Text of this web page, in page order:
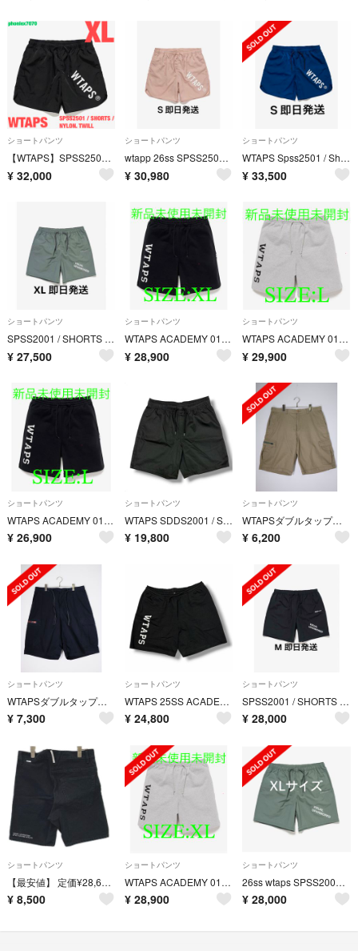
ショートパンツ
【WTAPS】SPSS2501 / SHORTS / NYLON. TWILL
¥ 32,000
ショートパンツ
wtapp 26ss SPSS2501 / SHORTS ピンク S
¥ 30,980
ショートパンツ
WTAPS Spss2501 / Shorts / Nylon. Twill
¥ 33,500
ショートパンツ
SPSS2001 / SHORTS / NYLON. TUSSAH.PERTEX
¥ 27,500
ショートパンツ
WTAPS ACADEMY 01 SHORTS COTTON 最安値 4 [
¥ 28,900
ショートパンツ
WTAPS ACADEMY 01 SHORTS COTTON 最安値 3 [
¥ 29,900
ショートパンツ
WTAPS ACADEMY 01 SHORTS COTTON 最安値 3 [
¥ 26,900
ショートパンツ
WTAPS SDDS2001 / SHORTS イージーショーツ ハーフパンツ ダブルタップス 251CWDT-PTM08 ブラック 2 （13636M）
¥ 19,800
ショートパンツ
WTAPSダブルタップス TSDT-PT11 カーゴショーツ ショートパンツ【L】【MHPA81563】
¥ 6,200
ショートパンツ
WTAPSダブルタップス TSDT-PTM06 カーゴショーツ ショートパンツ【L】【MHPA81564】
¥ 7,300
ショートパンツ
WTAPS 25SS ACADEMY 01/SHORTS/COTTON アカデミー スウェットショーツ ハーフパンツ ダブルタップス 251ATDT-CSM07 ブラック 4 （2883M）
¥ 24,800
ショートパンツ
SPSS2001 / SHORTS / NYLON. TUSSAH.PERTEX
¥ 28,000
ショートパンツ
【最安値】 定価¥28,600- ダブルタップス wtaps ブラック ショーツ
¥ 8,500
ショートパンツ
WTAPS ACADEMY 01 SHORTS COTTON 最安値 4 A
¥ 28,900
ショートパンツ
26ss wtaps SPSS2001 / SHORTS / NYLON.
¥ 28,000